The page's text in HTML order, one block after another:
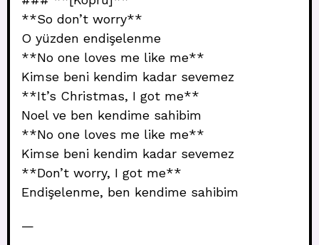
**So don’t worry**
O yüzden endişelenme
**No one loves me like me**
Kimse beni kendim kadar sevemez
**It’s Christmas, I got me**
Noel ve ben kendime sahibim
**No one loves me like me**
Kimse beni kendim kadar sevemez
**Don’t worry, I got me**
Endişelenme, ben kendime sahibim
—